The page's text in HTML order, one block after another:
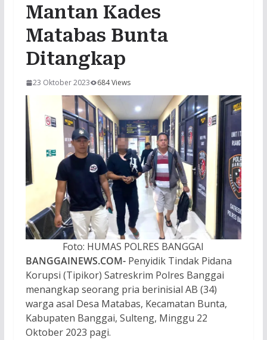
Mantan Kades
Matabas Bunta
Ditangkap
23 Oktober 2023 684 Views
Foto: HUMAS POLRES BANGGAI
BANGGAINEWS.COM-Penyidik Tindak Pidana
Korupsi (Tipikor) Satreskrim Polres Banggai
menangkap seorang pria berinisial AB (34)
warga asal Desa Matabas, Kecamatan Bunta,
Kabupaten Banggai, Sulteng, Minggu 22
Oktober 2023 pagi.